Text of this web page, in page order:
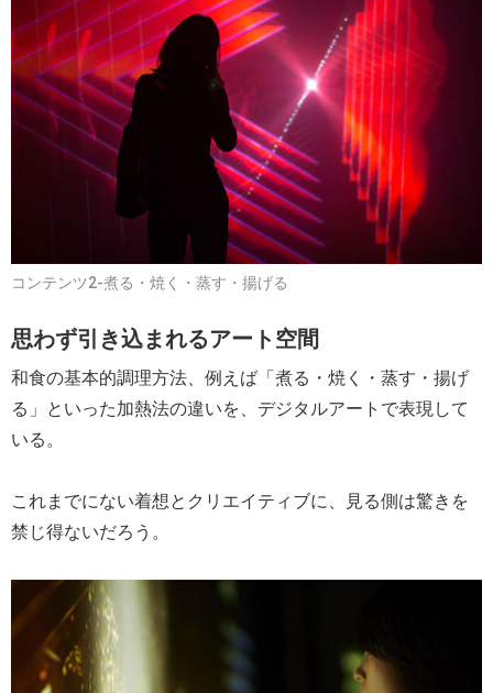
コンテンツ2-煮る・焼く・蒸す・揚げる
思わず引き込まれるアート空間
和食の基本的調理方法、例えば「煮る・焼く・蒸す・揚げ
る」といった加熱法の違いを、デジタルアートで表現して
いる。
これまでにない着想とクリエイティブに、見る側は驚きを
禁じ得ないだろう。